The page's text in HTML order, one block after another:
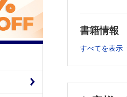
書籍情報
すべてを表示